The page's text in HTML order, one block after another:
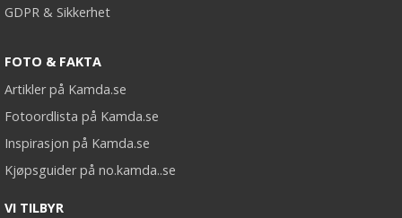
GDPR & Sikkerhet
FOTO & FAKTA
Artikler på Kamda.se
Fotoordlista på Kamda.se
Inspirasjon på Kamda.se
Kjøpsguider på no.kamda..se
VI TILBYR